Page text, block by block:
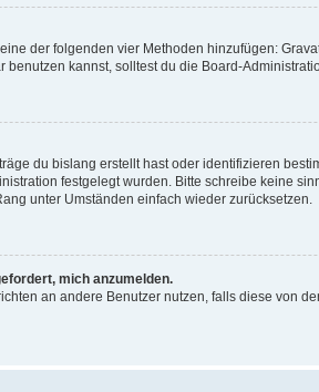
der folgenden vier Methoden hinzufügen:
kannst, solltest du die Board-
du bislang erstellt hast oder identifizieren
festgelegt wurden. Bitte schreibe keine
unter Umständen einfach wieder zurücksetzen.
mich anzumelden.
an andere Benutzer nutzen, falls diese von